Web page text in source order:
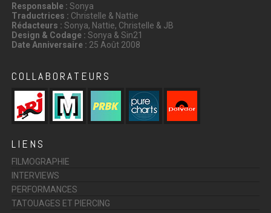
Responsable : Sonya
Traductrices : Christelle & Nattie
Rédacteurs : Sonya, Nattie, Christelle & JB
Design & Codage : Sonya & Sin21
Date Anniversaire : 25 Août 2008
COLLABORATEURS
LIENS
FILMOGRAPHIE
INTERVIEWS
PERFORMANCES
TATOUAGES ET PIERCING